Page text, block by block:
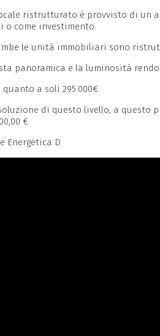
ristrutturato è provvisto di un
o come investimento.
le unità immobiliari sono
panoramica e la luminosità
quanto a soli 295.000€
di questo livello, a questo
€
Energetica D